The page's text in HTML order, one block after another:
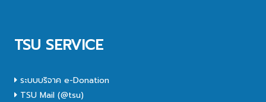
TSU SERVICE
ระบบบริจาค e-Donation
TSU Mail (@tsu)